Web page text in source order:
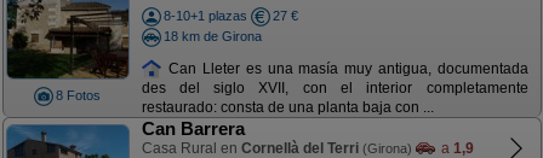
8 Fotos
8-10+1 plazas
27 €
18 km de Girona
Can Lleter es una masía muy antigua, documentada
des del siglo XVII, con el interior completamente
restaurado: consta de una planta baja con ...
Can Barrera
Casa Rural en Cornellà del Terri (Girona) a 1,9